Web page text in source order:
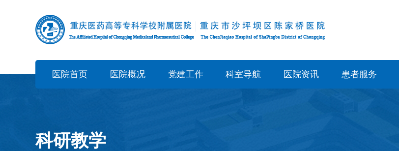
医院首页 医院概况 党建工作 科室导航 医院资讯 患者服务
科研教学